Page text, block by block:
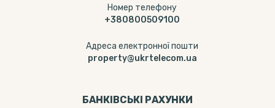
Номер телефону
+380800509100
Адреса електронної пошти
property@ukrtelecom.ua
БАНКІВСЬКІ РАХУНКИ